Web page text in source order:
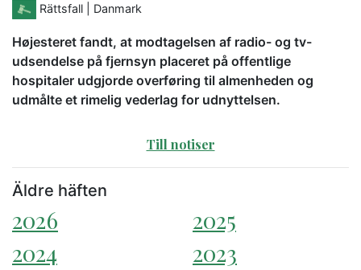
Rättsfall | Danmark
Højesteret fandt, at modtagelsen af radio- og tv-
udsendelse på fjernsyn placeret på offentlige
hospitaler udgjorde overføring til almenheden og
udmålte et rimelig vederlag for udnyttelsen.
Till notiser
Äldre häften
2026
2025
2024
2023